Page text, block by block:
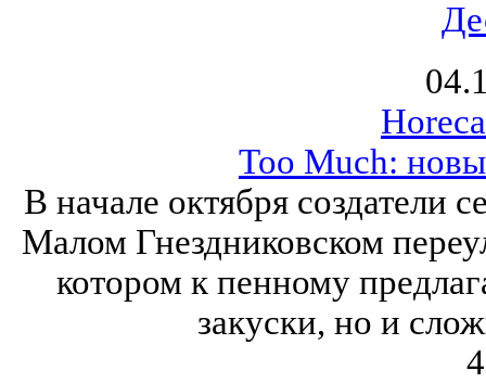
Too Much:
В начале октября создатели
Малом Гнездниковском
котором к пенному
закуски, но и